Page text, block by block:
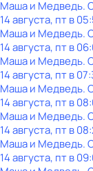
Маша и Медведь.
14 августа, пт в
Маша и Медведь.
14 августа, пт в
Маша и Медведь.
14 августа, пт в
Маша и Медведь.
14 августа, пт в
Маша и Медведь.
14 августа, пт в
Маша и Медведь.
14 августа, пт в